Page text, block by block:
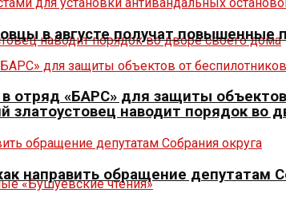
златоустовец наводит порядок во
в августе получат повышенные
отряд «БАРС» для защиты
направить обращение депутатам